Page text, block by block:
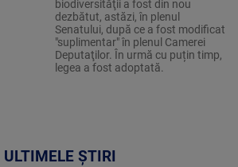
biodiversităţii a fost din nou
dezbătut, astăzi, în plenul
Senatului, după ce a fost modificat
"suplimentar" în plenul Camerei
Deputaţilor. În urmă cu puțin timp,
legea a fost adoptată.
ULTIMELE ȘTIRI